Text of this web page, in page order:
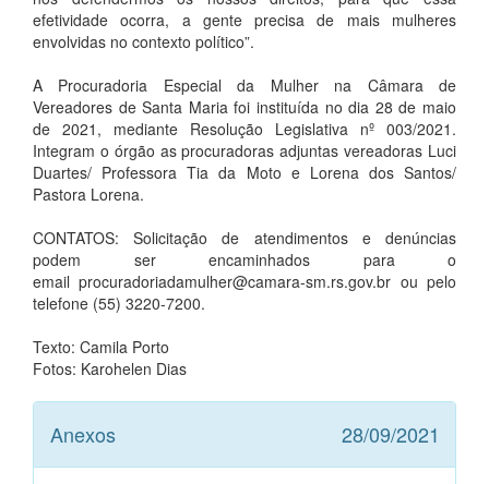
efetividade ocorra, a gente precisa de mais mulheres
envolvidas no contexto político”.
A Procuradoria Especial da Mulher na Câmara de
Vereadores de Santa Maria foi instituída no dia 28 de maio
de 2021, mediante Resolução Legislativa nº 003/2021.
Integram o órgão as procuradoras adjuntas vereadoras Luci
Duartes/ Professora Tia da Moto e Lorena dos Santos/
Pastora Lorena.
CONTATOS: Solicitação de atendimentos e denúncias
podem ser encaminhados para o
email procuradoriadamulher@camara-sm.rs.gov.br ou pelo
telefone (55) 3220-7200.
Texto: Camila Porto
Fotos: Karohelen Dias
Anexos 28/09/2021